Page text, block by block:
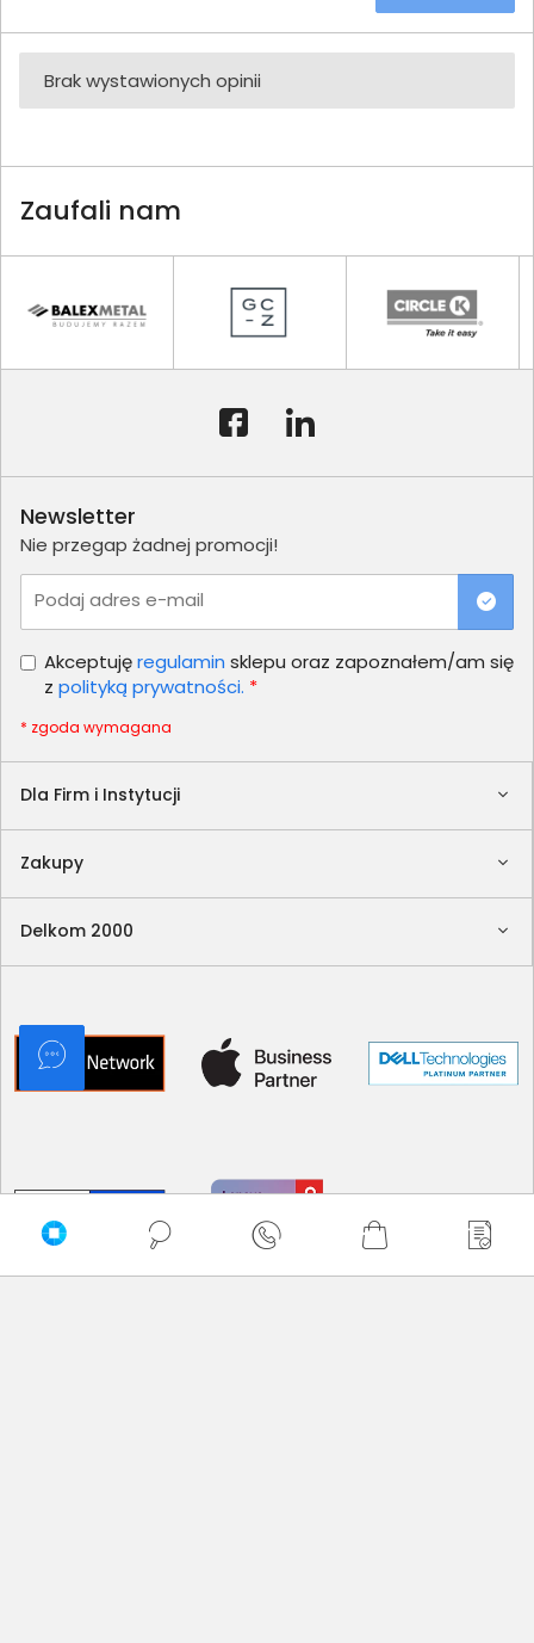
Brak wystawionych opinii
Zaufali nam
Dla Firm i Instytucji
Zakupy
Delkom 2000
Newsletter
Nie przegap żadnej promocji!
Podaj adres e-mail
Akceptujęregulamin sklepu oraz zapoznałem/am się
z polityką prywatności. *
* zgoda wymagana